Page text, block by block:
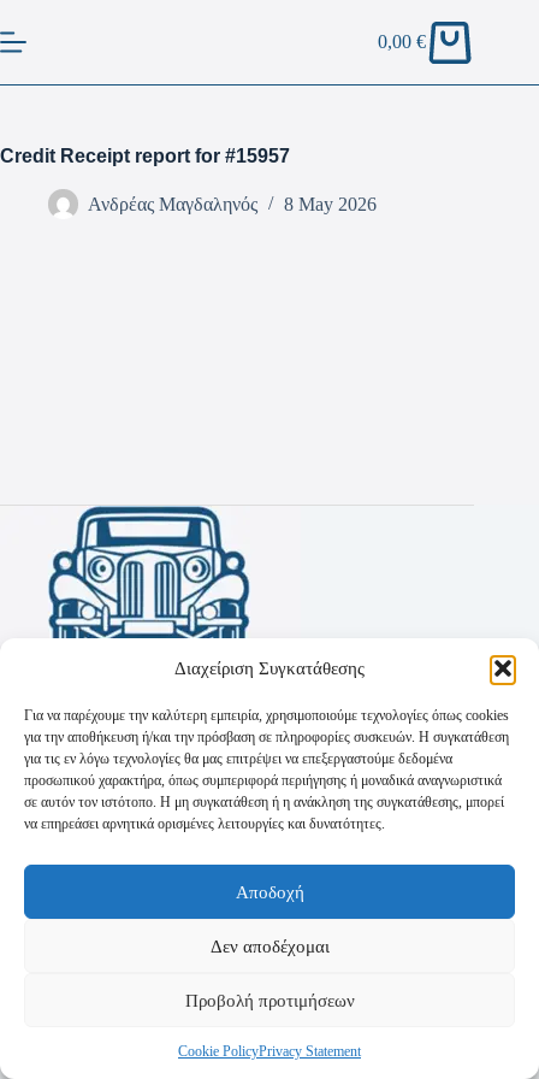
Διαχείριση Συγκατάθεσης
Για να παρέχουμε την καλύτερη εμπειρία, χρησιμοποιούμε τεχνολογίες όπως cookies
για την αποθήκευση ή/και την πρόσβαση σε πληροφορίες συσκευών. Η συγκατάθεση
για τις εν λόγω τεχνολογίες θα μας επιτρέψει να επεξεργαστούμε δεδομένα
προσωπικού χαρακτήρα, όπως συμπεριφορά περιήγησης ή μοναδικά αναγνωριστικά
σε αυτόν τον ιστότοπο. Η μη συγκατάθεση ή η ανάκληση της συγκατάθεσης, μπορεί
να επηρεάσει αρνητικά ορισμένες λειτουργίες και δυνατότητες.
Αποδοχή
Δεν αποδέχομαι
Προβολή προτιμήσεων
Cookie PolicyPrivacy Statement
0,00€
Credit Receipt report for #15957
Ανδρέας Μαγδαληνός 8 May 2026
Πολιτική Απορρήτου
Τρόποι Αποστολής
Τρόποι Πληρωμής